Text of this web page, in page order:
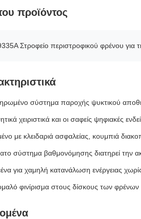
προϊόντος
Στροφείο περιστροφικού φρένου για
σύστημα παροχής ψυκτικού
χειριστικά και οι σαφείς ψηφιακές
με κλειδαριά ασφαλείας, κουμπιά
σύστημα βαθμονόμησης διατηρεί την
για χαμηλή κατανάλωση ενέργειας
φινίρισμα στους δίσκους των